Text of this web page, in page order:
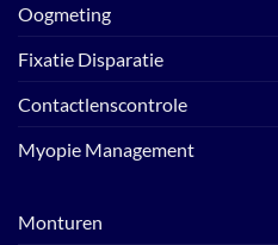
Oogmeting
Fixatie Disparatie
Contactlenscontrole
Myopie Management
Monturen